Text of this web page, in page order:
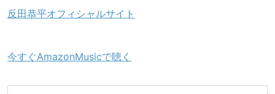
反田恭平オフィシャルサイト
今すぐAmazonMusicで聴く